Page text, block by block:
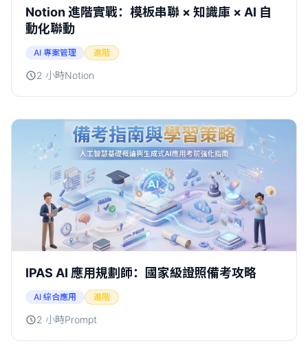
Notion 進階實戰：模板串聯 × 知識庫 × AI 自
動化聯動
AI 專案管理 進階
2 小時Notion
IPAS AI 應用規劃師：國家級證照備考攻略
AI 綜合應用 進階
2 小時Prompt